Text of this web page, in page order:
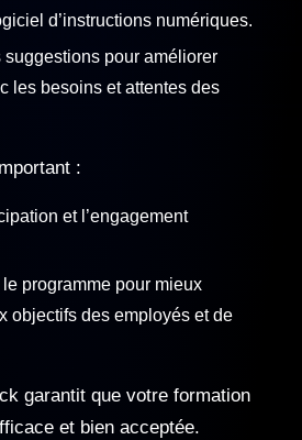
d’instructions numériques.
pour améliorer
les besoins et attentes des
:
et l’engagement
le programme pour mieux
objectifs des employés et de
garantit que votre formation
et bien acceptée.